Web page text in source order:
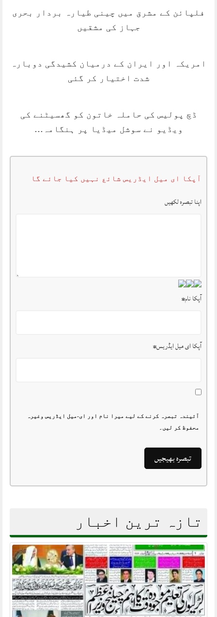
فلپائن کے مشرق میں چینی طیارہ بردار بحری
جہاز کی مشقیں
امریکہ اور ایران کے درمیان کشیدگی دوبارہ
شدت اختیار کر گئی
ڈچ پولیس کی حاملہ خاتون کو گھسیٹنے کی
ویڈیو نے سوشل میڈیا پر ہنگامہ…
آپکا ای میل ایڈریس شائع نہیں کیا جائے گا
اپنا تبصرہ لکھیں
آپکا نام*
آپکا ای میل ایڈریس*
آئیندہ تبصرہ کرنے کے لیے میرا نام اور ای-میل ایڈریس وغیرہ
محفوظ کر لیں۔
تازہ ترین اخبار